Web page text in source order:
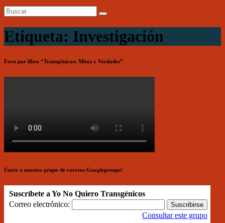
Etiqueta: Investigación
Foro por libro “Transgénicos: Mitos y Verdades”
Únete a nuestro grupo de correos Googlegroups!
Suscríbete a Yo No Quiero Transgénicos
Correo electrónico:
Consultar este grupo